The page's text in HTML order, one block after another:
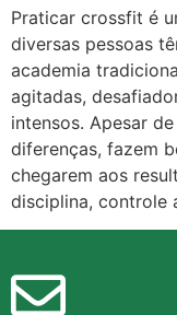
Praticar crossfit é
diversas pessoas
academia
agitadas,
intensos. Apesar
diferenças, fazem
chegarem aos
disciplina, controle